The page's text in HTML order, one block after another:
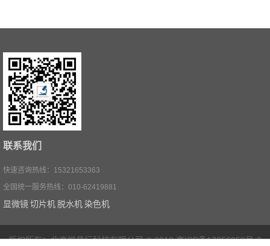
联系我们
快速咨询热线：15321653363
全国统一服务热线：010-62419881
显微镜切片机 脱水机染色机
版权所有：北京悦昌行科技有限公司 © 2018京ICP备17056959号-3